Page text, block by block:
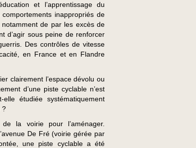
et l’apprentissage du
inappropriés de
de par les excès de
d’agir sous peine de renforcer
Des contrôles de vitesse
en France et en Flandre
clairement l’espace dévolu ou
d’une piste cyclable n’est
étudiée systématiquement
?
la voirie pour l’aménager.
De Fré (voirie gérée par
une piste cyclable a été